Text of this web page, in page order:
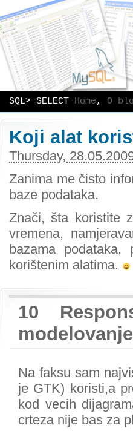
SQL> SELECT Home, O
Koji alat
Thursday,
Zanima me čisto
baze podataka.
Znači, šta koristite
vremena,
bazama
korištenim alatima.
10
Na faksu sam
je GTK) koristi,a
kod vecih
crteza nije bas za